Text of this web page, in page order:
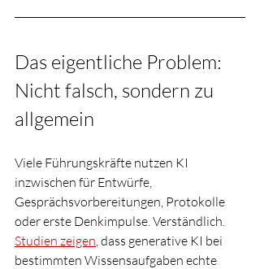
Das eigentliche Problem:
Nicht falsch, sondern zu
allgemein
Viele Führungskräfte nutzen KI
inzwischen für Entwürfe,
Gesprächsvorbereitungen, Protokolle
oder erste Denkimpulse. Verständlich.
Studien zeigen, dass generative KI bei
bestimmten Wissensaufgaben echte